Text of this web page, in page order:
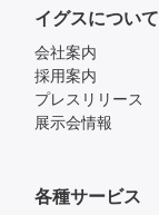
イグスについて
会社案内
採用案内
プレスリリース
展示会情報
各種サービス